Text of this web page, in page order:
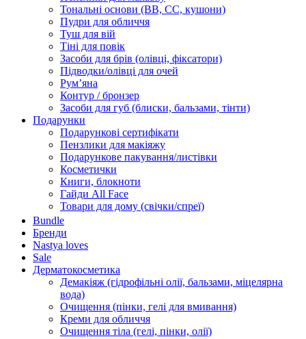
Тональні основи (BB, CC, кушони)
Пудри для обличчя
Туш для вій
Тіні для повік
Засоби для брів (олівці, фіксатори)
Підводки/олівці для очей
Румʼяна
Контур / бронзер
Засоби для губ (блиски, бальзами, тінти)
Подарунки
Подарункові сертифікати
Пензлики для макіяжу
Подарункове пакування/листівки
Косметички
Книги, блокноти
Гайди All Face
Товари для дому (свічки/спреї)
Bundle
Бренди
Nastya loves
Sale
Дерматокосметика
Демакіяж (гідрофільні олії, бальзами, міцелярна
вода)
Очищення (пінки, гелі для вмивання)
Креми для обличчя
Очищення тіла (гелі, пінки, олії)